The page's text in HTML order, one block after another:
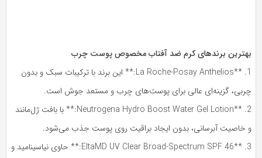
برندهای کرم ضد آفتاب مخصوص پوست چرب
1. **La Roche-Posay Anthelios:** این برند با ترکیبات سبک و بدون
گزینه‌ای عالی برای پوست‌های چرب و مستعد جوش است.
2. **Neutrogena Hydro Boost Water Gel Lotion:** با بافت ژل‌مانند
خاصیت آبرسانی، بدون ایجاد براقیت روی پوست جذب می‌شود.
3. **EltaMD UV Clear Broad-Spectrum SPF 46:** حاوی نیاسینامید و